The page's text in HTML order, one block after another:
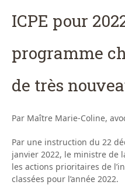
ICPE pour
programme
de très
Par Maître Marie-Coline,
Par une instruction du 22
janvier 2022, le ministre de
les actions prioritaires de
classées pour l’année 2022.